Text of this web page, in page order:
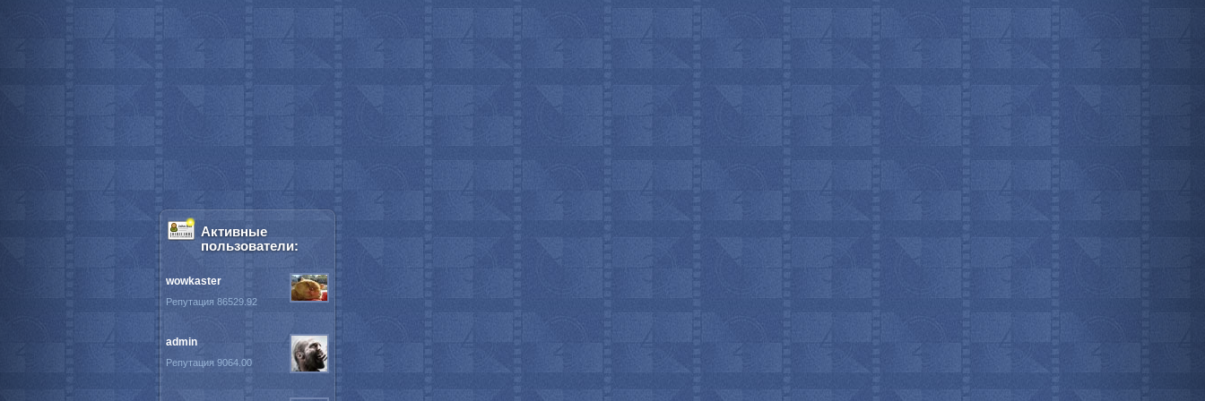
Активные
пользователи:
wowkaster
Репутация 86529.92
admin
Репутация 9064.00